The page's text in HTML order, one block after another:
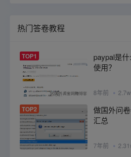
热门答卷教程
TOP1
paypal是
使用？
8年前 2.7w
TOP2
做国外问
汇总
7年前